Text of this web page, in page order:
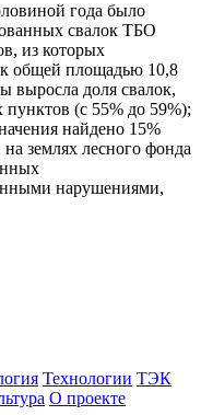
года было
свалок ТБО
из которых
общей площадью 10,8
выросла доля свалок,
(с 55% до 59%);
найдено 15%
землях лесного фонда
нарушениями,
Технологии ТЭК
О проекте